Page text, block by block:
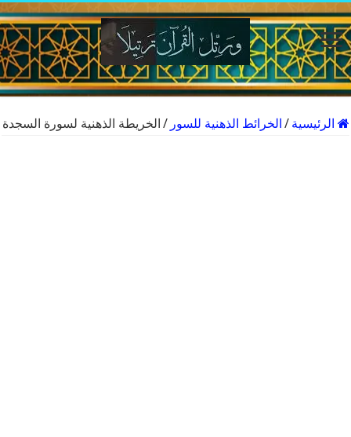
الرئيسية / الخرائط الذهنية للسور / الخريطة الذهنية لسورة السجدة